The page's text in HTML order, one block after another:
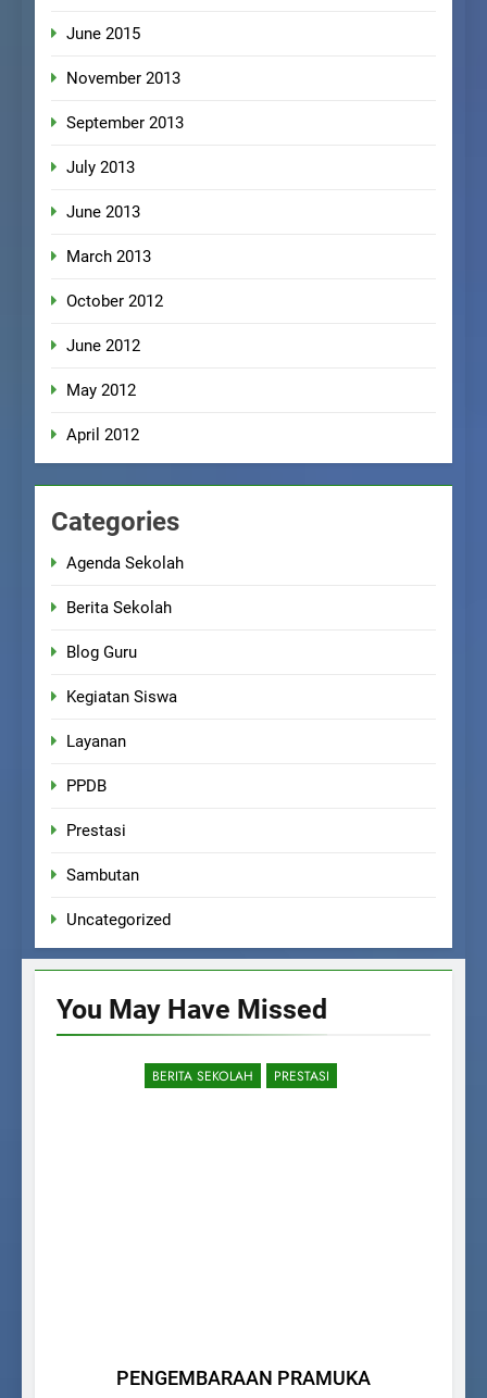
June 2015
November 2013
September 2013
July 2013
June 2013
March 2013
October 2012
June 2012
May 2012
April 2012
Categories
Agenda Sekolah
Berita Sekolah
Blog Guru
Kegiatan Siswa
Layanan
PPDB
Prestasi
Sambutan
Uncategorized
You May Have Missed
BERITA SEKOLAH PRESTASI
PENGEMBARAAN PRAMUKA